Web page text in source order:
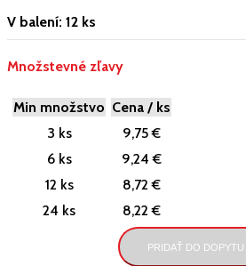
V balení: 12 ks
Množstevné zľavy
Min množstvo Cena / ks
3 ks
9,75 €
6 ks
9,24 €
12 ks
8,72 €
24 ks
8,22 €
PRIDAŤ DO DOPYTU